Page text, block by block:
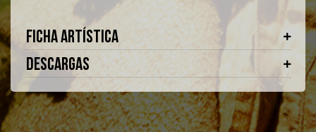
FICHA ARTÍSTICA
DESCARGAS